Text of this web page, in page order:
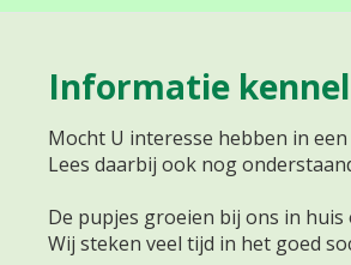
Informatie kennel
Mocht U interesse hebben in
Lees daarbij ook nog
De pupjes groeien bij ons in
Wij steken veel tijd in het goed